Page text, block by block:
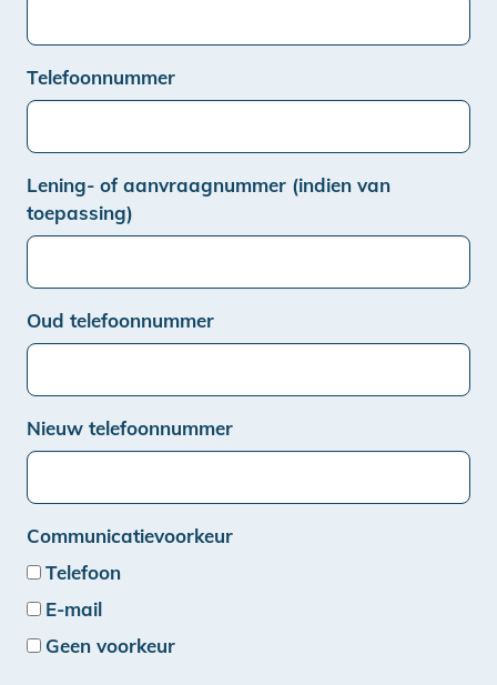
Telefoonnummer
Lening- of aanvraagnummer (indien van
toepassing)
Oud telefoonnummer
Nieuw telefoonnummer
Communicatievoorkeur
Telefoon
E-mail
Geen voorkeur